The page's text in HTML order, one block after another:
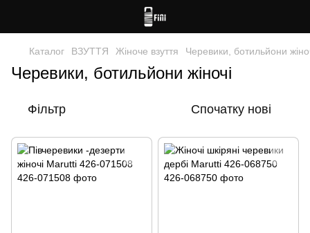
Каталог ВЗУТТЯ Жіноче взуття Черевики, ботильйони
Черевики, ботильйони жіночі
Фільтр Спочатку нові